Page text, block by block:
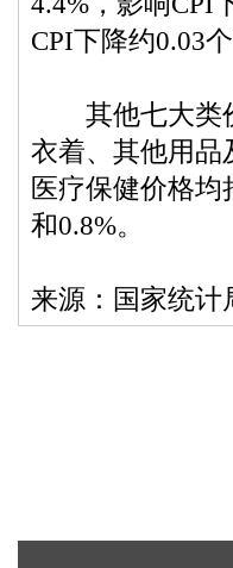
CPI下降约0.03个
其他七大类价
衣着、其他用品
医疗保健价格
和0.8%。
来源：国家统计